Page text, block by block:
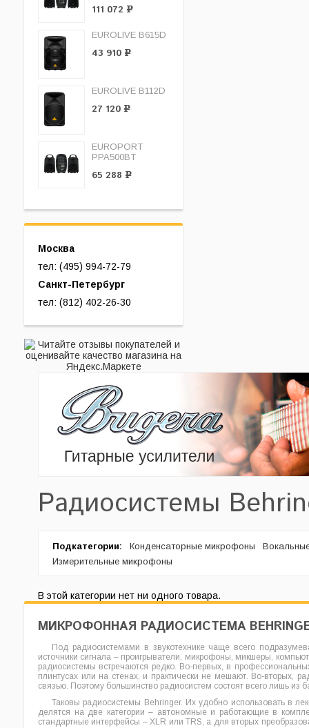
111 072 Р
EUROLIVE B615D
43 910 Р
EUROLIVE B112D
27 120 Р
EUROPORT
PPA500BT
65 288 Р
Москва
тел: (495) 994-72-79
Санкт-Петербург
тел: (812) 402-26-30
Радиосистемы
Подкатегории: Конденсаторные микрофоны
Измерительные микрофоны
В этой категории нет ни одного товара.
МИКРОФОННАЯ РАДИОСИСТЕМА
Под радиосистемами в звукотехнике чаще всего
источники сигнала – проигрыватели, микрофоны, микшеры,
радиосистемы встречаются редко. Во-первых, в
плинтусах или на стенах, и практически не мешают. Во-вторых,
связью. Поэтому большинство радиосистем состоят всего лишь из
Таковы радиосистемы Behringer. Их удобно использовать в
делятся на две категории – автономные и работающие в
стандартные интерфейсы – XLR или TRS, а для вторых